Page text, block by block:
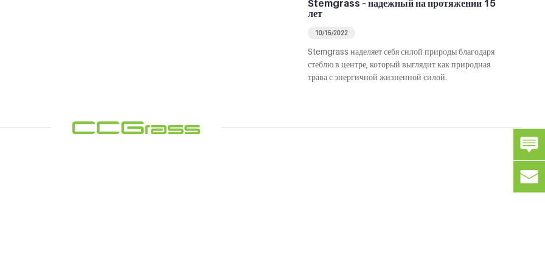
Stemgrass – надежный на протяжении 15
лет
10/15/2022
Stemgrass наделяет себя силой природы благодаря
стеблю в центре, который выглядит как природная
трава с энергичной жизненной силой.